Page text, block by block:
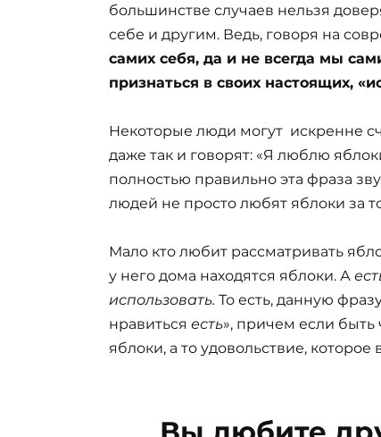
большинстве случаев нельзя
себе и другим. Ведь, говоря на
самих себя, да и не всегда мы
признаться в своих настоящих,
Некоторые люди могут искренне
даже так и говорят: «Я люблю
полностью правильно эта фраза
людей не просто любят яблоки за
Мало кто любит рассматривать
у него дома находятся яблоки. А
использовать. То есть, данную
нравиться есть», причем если быть
яблоки, а то удовольствие,